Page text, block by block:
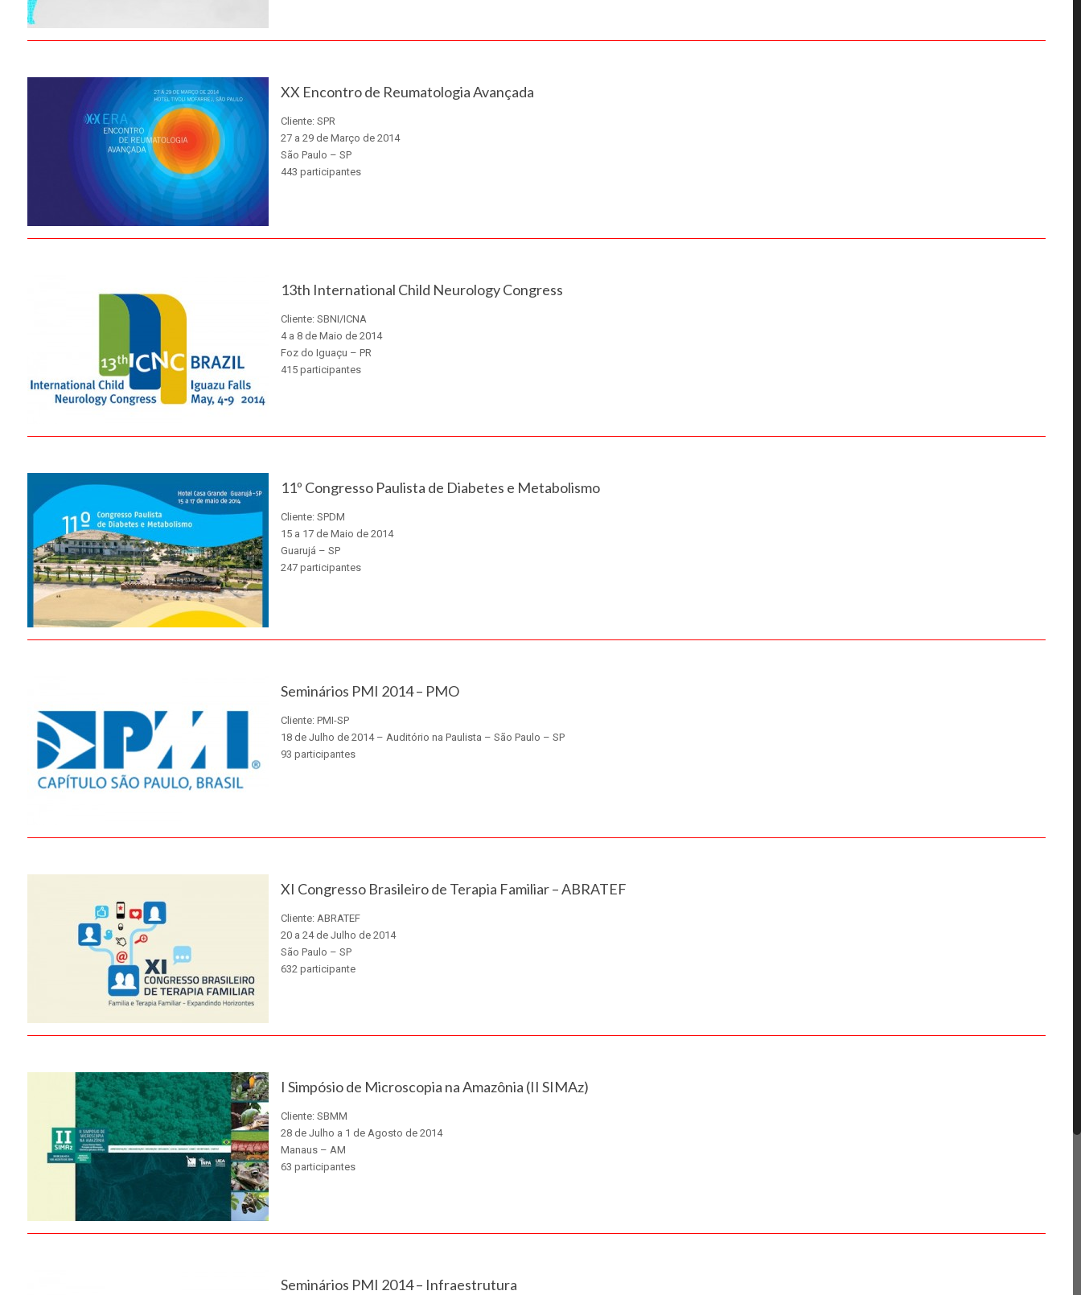
XX Encontro de Reumatologia Avançada
Cliente: SPR
27 a 29 de Março de 2014
São Paulo – SP
443 participantes
13th International Child Neurology Congress
Cliente: SBNI/ICNA
4 a 8 de Maio de 2014
Foz do Iguaçu – PR
415 participantes
11º Congresso Paulista de Diabetes e Metabolismo
Cliente: SPDM
15 a 17 de Maio de 2014
Guarujá – SP
247 participantes
Seminários PMI 2014 – PMO
Cliente: PMI-SP
18 de Julho de 2014 – Auditório na Paulista – São Paulo – SP
93 participantes
XI Congresso Brasileiro de Terapia Familiar – ABRATEF
Cliente: ABRATEF
20 a 24 de Julho de 2014
São Paulo – SP
632 participante
I Simpósio de Microscopia na Amazônia (II SIMAz)
Cliente: SBMM
28 de Julho a 1 de Agosto de 2014
Manaus – AM
63 participantes
Seminários PMI 2014 – Infraestrutura